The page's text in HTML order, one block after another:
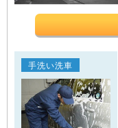
手洗い洗車